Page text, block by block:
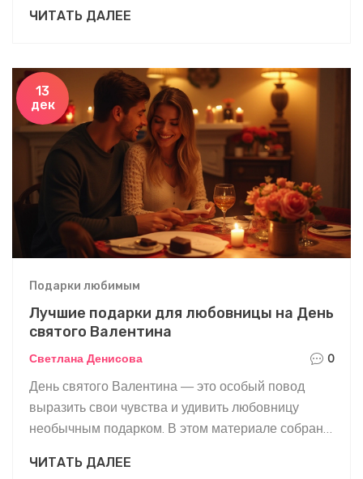
отношения. Рассматриваются примеры подарков,
Даются советы, которые помогут порадовать
любовницу и избежать ошибок. Предоставляются
полезные рекомендации для укрепления
романтических уз и создания благоприятной
атмосферы.
ЧИТАТЬ ДАЛЕЕ
13
дек
Подарки любимым
Лучшие подарки для любовницы на День
святого Валентина
Светлана Денисова 0
День святого Валентина — это особый повод
выразить свои чувства и удивить любовницу
необычным подарком. В этом материале собрана
запоминающимся и трогательным моментом.
ЧИТАТЬ ДАЛЕЕ